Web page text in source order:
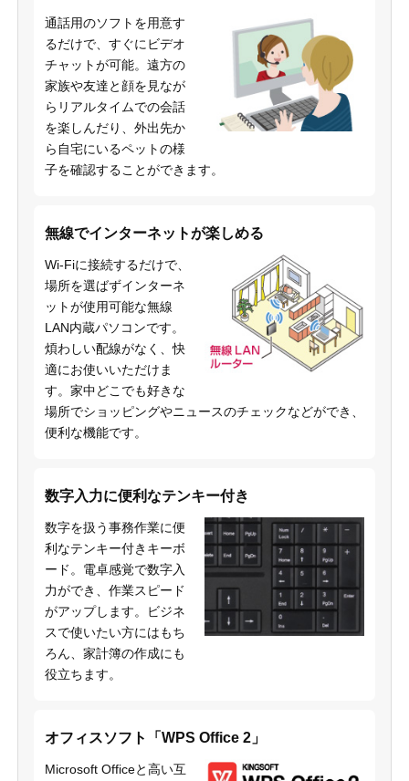
通話用のソフトを用意す
るだけで、すぐにビデオ
チャットが可能。遠方の
家族や友達と顔を見なが
らリアルタイムでの会話
を楽しんだり、外出先か
ら自宅にいるペットの様
子を確認することができます。
無線でインターネットが楽しめる
Wi-Fiに接続するだけで、
場所を選ばずインターネ
ットが使用可能な無線
LAN内蔵パソコンです。
煩わしい配線がなく、快
適にお使いいただけま
す。家中どこでも好きな
場所でショッピングやニュースのチェックなどができ、
便利な機能です。
数字入力に便利なテンキー付き
数字を扱う事務作業に便
利なテンキー付きキーボ
ード。電卓感覚で数字入
力ができ、作業スピード
がアップします。ビジネ
スで使いたい方にはもち
ろん、家計簿の作成にも
役立ちます。
オフィスソフト「WPS Office 2」
Microsoft Officeと高い互